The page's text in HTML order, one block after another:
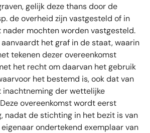
gelijk deze thans door de
de overheid zijn vastgesteld of in
nader mochten worden vastgesteld.
aanvaardt het graf in de staat, waarin
tekenen dezer overeenkomst
het recht om daarvan het gebruik
het bestemd is, ook dat van
inachtneming der wettelijke
overeenkomst wordt eerst
nadat de stichting in het bezit is van
ondertekend exemplaar van